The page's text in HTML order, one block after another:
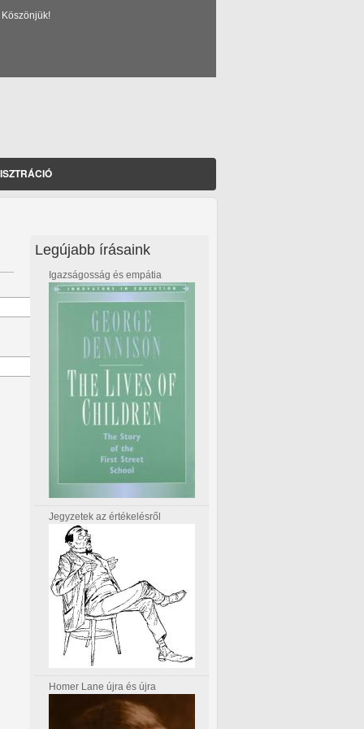
Legújabb írásaink
Igazságosság és empátia
Jegyzetek az értékelésről
Homer Lane újra és újra